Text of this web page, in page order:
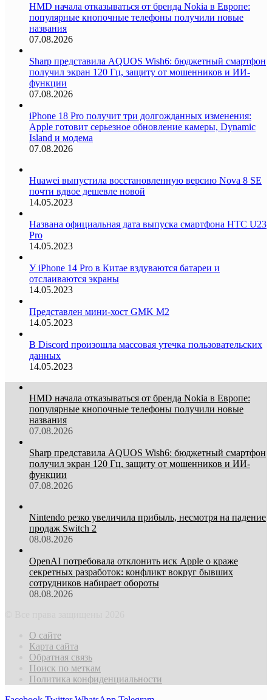
HMD начала отказываться от бренда Nokia в Европе:
популярные кнопочные телефоны получили новые
названия
07.08.2026
Sharp представила AQUOS Wish6: бюджетный смартфон
получил экран 120 Гц, защиту от мошенников и ИИ-
функции
07.08.2026
iPhone 18 Pro получит три долгожданных изменения:
Apple готовит серьезное обновление камеры, Dynamic
Island и модема
07.08.2026
Huawei выпустила восстановленную версию Nova 8 SE
почти вдвое дешевле новой
14.05.2023
Названа официальная дата выпуска смартфона HTC U23
Pro
14.05.2023
У iPhone 14 Pro в Китае вздуваются батареи и
отслаиваются экраны
14.05.2023
Представлен мини-хост GMK M2
14.05.2023
В Discord произошла массовая утечка пользовательских
данных
14.05.2023
HMD начала отказываться от бренда Nokia в Европе:
популярные кнопочные телефоны получили новые
названия
07.08.2026
Sharp представила AQUOS Wish6: бюджетный смартфон
получил экран 120 Гц, защиту от мошенников и ИИ-
функции
07.08.2026
Nintendo резко увеличила прибыль, несмотря на падение
продаж Switch 2
08.08.2026
OpenAI потребовала отклонить иск Apple о краже
секретных разработок: конфликт вокруг бывших
сотрудников набирает обороты
08.08.2026
О сайте
Карта сайта
Обратная связь
Поиск по меткам
Политика конфиденциальности